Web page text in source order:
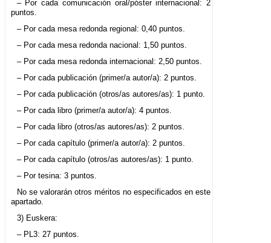
– Por cada comunicación oral/póster internacional: 2
puntos.
– Por cada mesa redonda regional: 0,40 puntos.
– Por cada mesa redonda nacional: 1,50 puntos.
– Por cada mesa redonda internacional: 2,50 puntos.
– Por cada publicación (primer/a autor/a): 2 puntos.
– Por cada publicación (otros/as autores/as): 1 punto.
– Por cada libro (primer/a autor/a): 4 puntos.
– Por cada libro (otros/as autores/as): 2 puntos.
– Por cada capítulo (primer/a autor/a): 2 puntos.
– Por cada capítulo (otros/as autores/as): 1 punto.
– Por tesina: 3 puntos.
No se valorarán otros méritos no especificados en este
apartado.
3) Euskera:
– PL3: 27 puntos.